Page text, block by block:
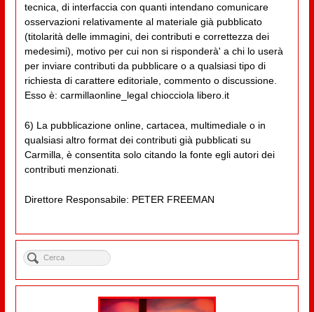
tecnica, di interfaccia con quanti intendano comunicare
osservazioni relativamente al materiale già pubblicato
(titolarità delle immagini, dei contributi e correttezza dei
medesimi), motivo per cui non si risponderà' a chi lo userà
per inviare contributi da pubblicare o a qualsiasi tipo di
richiesta di carattere editoriale, commento o discussione.
Esso è: carmillaonline_legal chiocciola libero.it
6) La pubblicazione online, cartacea, multimediale o in
qualsiasi altro format dei contributi già pubblicati su
Carmilla, è consentita solo citando la fonte egli autori dei
contributi menzionati.
Direttore Responsabile: PETER FREEMAN